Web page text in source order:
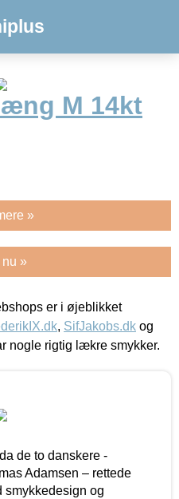
M 14kt
»
»
er i øjeblikket
, SifJakobs.dk og
nogle rigtig lækre smykker.
de to danskere -
Adamsen – rettede
smykkedesign og